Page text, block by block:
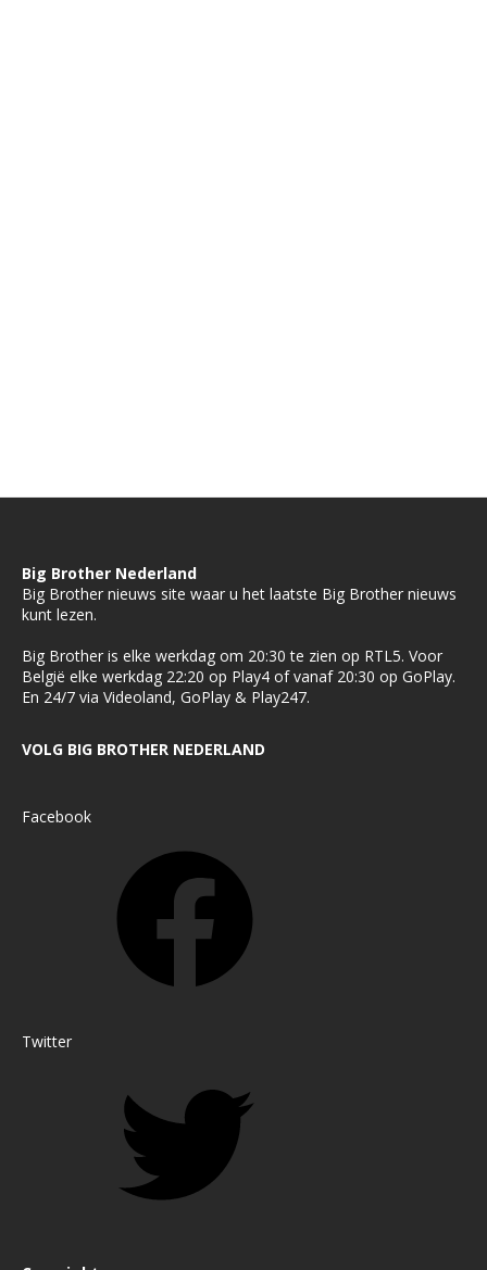
Big Brother Nederland
Big Brother nieuws site waar u het laatste Big Brother nieuws
kunt lezen.
Big Brother is elke werkdag om 20:30 te zien op RTL5. Voor
België elke werkdag 22:20 op Play4 of vanaf 20:30 op GoPlay.
En 24/7 via Videoland, GoPlay & Play247.
VOLG BIG BROTHER NEDERLAND
Facebook
Twitter